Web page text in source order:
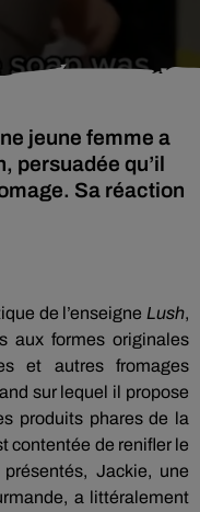
jeune femme a
persuadée qu’il
Sa réaction
de l’enseigne Lush,
aux formes originales
et autres fromages
sur lequel il propose
produits phares de la
contentée de renifler le
Jackie, une
a littéralement